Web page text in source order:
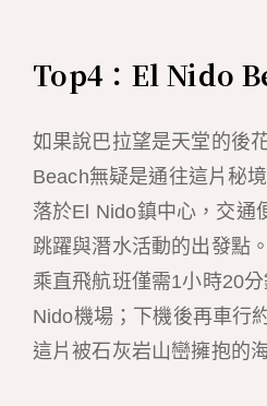
Top4：El Nido
如果說巴拉望是天堂的後
Beach無疑是通往這片秘
落於El Nido鎮中心，交通
跳躍與潛水活動的出發點
乘直飛航班僅需1小時20
Nido機場；下機後再車行
這片被石灰岩山巒擁抱的